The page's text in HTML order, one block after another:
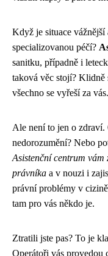
Když je situace vážnější
specializovanou péčí?
sanitku, případně i
taková věc stojí? Klidně
všechno se vyřeší za vás.
Ale není to jen o
nedorozumění? Nebo
Asistenční centrum
právníka a v nouzi i
právní problémy v
tam pro vás někdo je.
Ztratili jste pas? To je
Operátoři vás provedou